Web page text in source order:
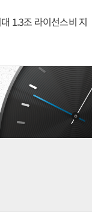
1.3조 라이선스비 지